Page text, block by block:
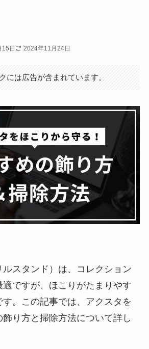
日 2024年11月24日
には広告が含まれています。
スタンド）は、コレクション
適ですが、ほこりがたまりやす
。この記事では、アクスタを
り方と掃除方法について詳し